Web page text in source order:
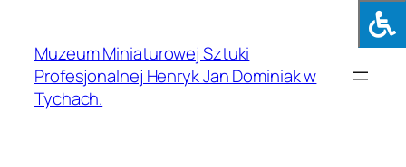
Muzeum Miniaturowej Sztuki
Profesjonalnej Henryk Jan Dominiak w
Tychach.